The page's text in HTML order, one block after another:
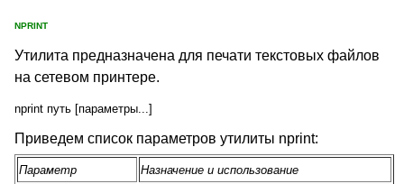
NPRINT
Утилита предназначена для печати текстовых файлов
на сетевом принтере.
nprint путь [параметры...]
Приведем список параметров утилиты nprint:
Параметр Назначение и использование